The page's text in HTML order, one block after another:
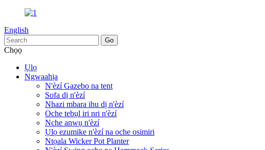
English
Chọọ
Ụlọ
Ngwaahịa
N'èzí Gazebo na tent
Sofa dị n'èzí
Nhazi mbara ihu dị n'èzí
Oche tebụl iri nri n'èzí
Nche anwụ n'èzí
Ụlọ ezumike n'èzí na oche osimiri
Ntọala Wicker Pot Planter